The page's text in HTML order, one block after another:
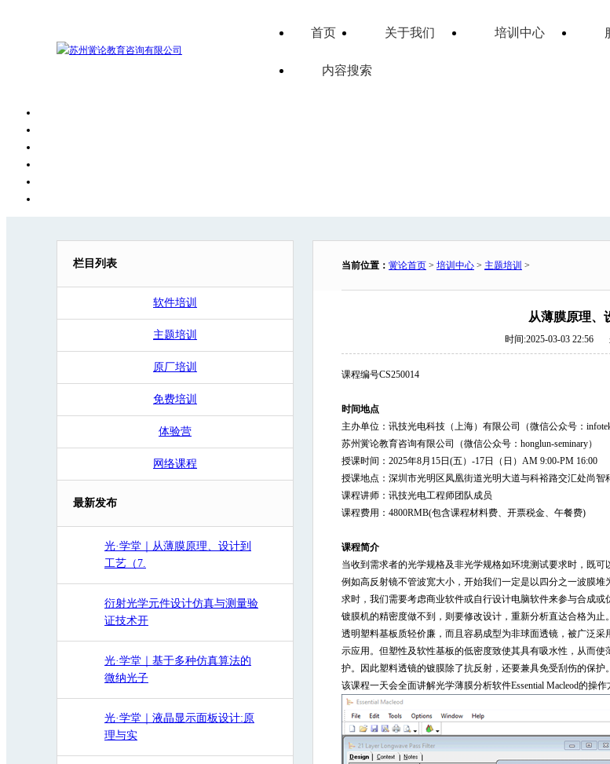
首页 关于我们 培训中心
内容搜索
栏目列表
软件培训
主题培训
原厂培训
免费培训
体验营
网络课程
最新发布
光·学堂｜从薄膜原理、设计到
工艺（7.
衍射光学元件设计仿真与测量验
证技术开
光·学堂｜基于多种仿真算法的
微纳光子
光·学堂｜液晶显示面板设计:原
理与实
当前位置： 黉论首页 > 培训中心 > 主题培训 >
从薄膜原理、
时间:2025-03-03 22:56
课程编号
时间地点
主办单位：讯技光电科技（上海）有限公司（微信公众号：infotek
苏州黉论教育咨询有限公司（微信公众号：honglun-seminary）
授课时间：2025年8月15日(五）-17日（日）AM 9:00-PM 16:00
授课地点：深圳市光明区凤凰街道光明大道与科裕路交汇处尚智
课程讲师：讯技光电工程师团队成员
课程费用：4800RMB(包含课程材料费、开票税金、午餐费)
课程简介
当收到需求者的光学规格及非光学规格如环境测试要求时，既
例如高反射镜不管波宽大小，开始我们一定是以四分之一波膜
求时，我们需要考虑商业软件或自行设计电脑软件来参与合成
镀膜机的精密度做不到，则要修改设计，重新分析直达合格为止。
透明塑料基板质轻价廉，而且容易成型为非球面透镜，被广泛
示应用。但塑性及软性基板的低密度致使其具有吸水性，从而
护。因此塑料透镜的镀膜除了抗反射，还要兼具免受刮伤的保
该课程一天会全面讲解光学薄膜分析软件Essential Macleod的操